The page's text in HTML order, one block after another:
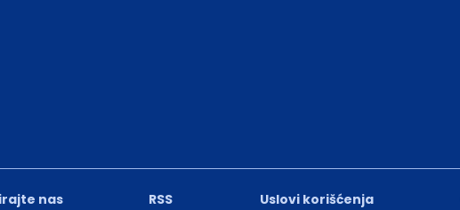
nas RSS Uslovi korišćenja